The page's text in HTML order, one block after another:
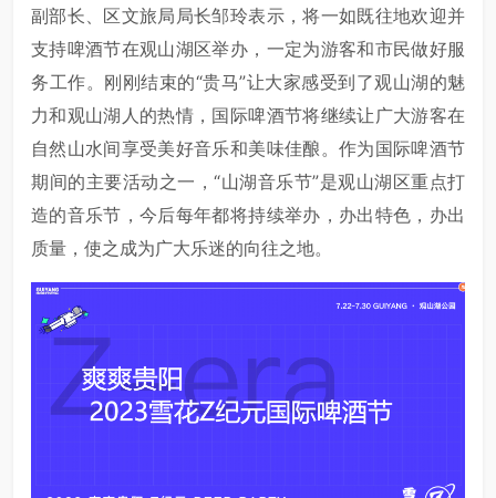
副部长、区文旅局局长邹玲表示，将一如既往地欢迎并
支持啤酒节在观山湖区举办，一定为游客和市民做好服
务工作。刚刚结束的“贵马”让大家感受到了观山湖的魅
力和观山湖人的热情，国际啤酒节将继续让广大游客在
自然山水间享受美好音乐和美味佳酿。作为国际啤酒节
期间的主要活动之一，“山湖音乐节”是观山湖区重点打
造的音乐节，今后每年都将持续举办，办出特色，办出
质量，使之成为广大乐迷的向往之地。